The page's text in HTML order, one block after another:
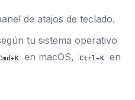
de atajos de teclado.
tu sistema operativo
en macOS, Ctrl+K
en